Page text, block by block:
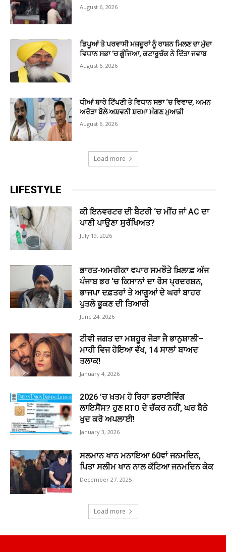
August 6, 2026
ਡਿਪੂਆਂ ਤੇ ਪਰਵਾਸੀ ਮਜ਼ਦੂਰਾਂ ਨੂੰ ਰਾਸ਼ਨ ਮਿਲਣ ਦਾ ਮੁੱਦਾ
ਵਿਧਾਨ ਸਭਾ ’ਚ ਗੂੰਜਿਆ, ਕਟਾਰੂਚੱਕ ਨੇ ਦਿੱਤਾ ਜਵਾਬ
August 6, 2026
ਧੀਆਂ ਬਾਰੇ ਟਿੱਪਣੀ ਤੇ ਵਿਧਾਨ ਸਭਾ ‘ਚ ਵਿਵਾਦ, ਅਮਨ
ਅਰੋੜਾ ਬੋਲੇ ਅਸ਼ਵਨੀ ਸ਼ਰਮਾ ਮੰਗਣ ਮੁਆਫ਼ੀ
August 6, 2026
Load more
LIFESTYLE
ਕੀ ਇਨਵਰਟਰ ਦੀ ਬੈਟਰੀ ‘ਚ ਮੀਂਹ ਜਾਂ AC ਦਾ
ਪਾਣੀ ਪਾਉਣਾ ਸੁਰੱਖਿਅਤ?
July 19, 2026
ਭਾਰਤ-ਅਮਰੀਕਾ ਵਪਾਰ ਸਮਝੌਤੇ ਖ਼ਿਲਾਫ਼ ਅੱਜ
ਪੰਜਾਬ ਭਰ ‘ਚ ਕਿਸਾਨਾਂ ਦਾ ਰੋਸ ਪ੍ਰਦਰਸ਼ਨ,
ਭਾਜਪਾ ਦਫ਼ਤਰਾਂ ਤੇ ਆਗੂਆਂ ਦੇ ਘਰਾਂ ਬਾਹਰ
ਪੁਤਲੇ ਫੂਕਣ ਦੀ ਤਿਆਰੀ
June 24, 2026
ਟੀਵੀ ਜਗਤ ਦਾ ਮਸ਼ਹੂਰ ਜੋੜਾ ਜੈ ਭਾਨੁਸ਼ਾਲੀ–
ਮਾਹੀ ਵਿਜ ਹੋਇਆ ਵੱਖ, 14 ਸਾਲਾਂ ਬਾਅਦ
ਤਲਾਕ!
January 4, 2026
2026 ’ਚ ਖ਼ਤਮ ਹੋ ਰਿਹਾ ਡਰਾਈਵਿੰਗ
ਲਾਇਸੈਂਸ? ਹੁਣ RTO ਦੇ ਚੱਕਰ ਨਹੀਂ, ਘਰ ਬੈਠੇ
ਖੁਦ ਕਰੋ ਅਪਲਾਈ!
January 3, 2026
ਸਲਮਾਨ ਖਾਨ ਮਨਾਇਆ 60ਵਾਂ ਜਨਮਦਿਨ,
ਪਿਤਾ ਸਲੀਮ ਖਾਨ ਨਾਲ ਕੱਟਿਆ ਜਨਮਦਿਨ ਕੇਕ
December 27, 2025
Load more